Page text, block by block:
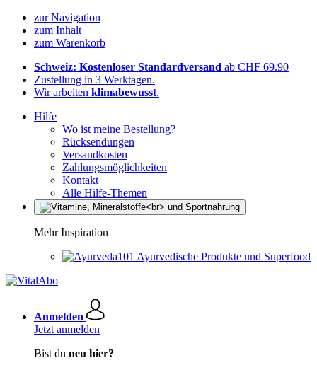
zur Navigation
zum Inhalt
zum Warenkorb
Schweiz: Kostenloser Standardversand ab CHF 69.90
Zustellung in 3 Werktagen.
Wir arbeiten klimabewusst.
Hilfe
Wo ist meine Bestellung?
Rücksendungen
Versandkosten
Zahlungsmöglichkeiten
Kontakt
Alle Hilfe-Themen
Mehr Inspiration
Ayurvedische Produkte und Superfood
Anmelden
Jetzt anmelden
Bist du neu hier?